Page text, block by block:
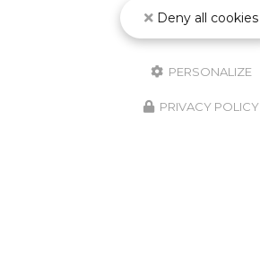
Deny all cookies
PERSONALIZE
PRIVACY POLICY